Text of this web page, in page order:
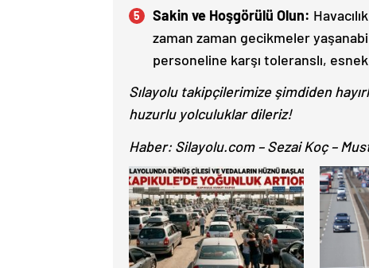
Sakin ve Hoşgörülü Olun:
zaman zaman gecikmeler
personeline karşı toleranslı,
Sılayolu takipçilerimize şimdiden
huzurlu yolculuklar dileriz!
Haber: Silayolu.com – Sezai Koç –